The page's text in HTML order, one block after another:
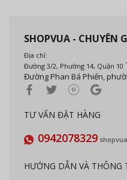
SHOPVUA - CHUYÊN
Địa chỉ:
Đường 3/2, Phường 14, Quận 10
Đường Phan Bá Phiến,
TƯ VẤN ĐẶT HÀNG
0942078329
HƯỚNG DẪN VÀ THÔNG